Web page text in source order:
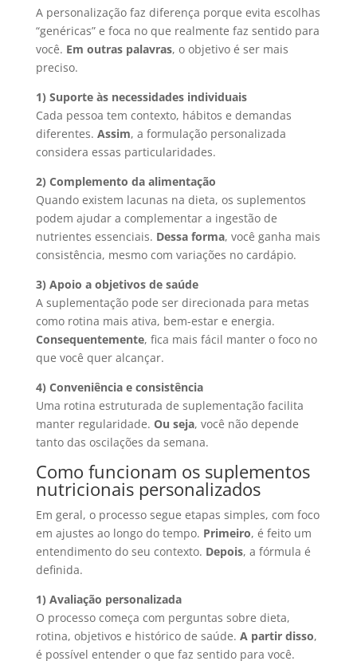
A personalização faz diferença porque evita escolhas
“genéricas” e foca no que realmente faz sentido para
você. Em outras palavras, o objetivo é ser mais
preciso.
1) Suporte às necessidades individuais
Cada pessoa tem contexto, hábitos e demandas
diferentes. Assim, a formulação personalizada
considera essas particularidades.
2) Complemento da alimentação
Quando existem lacunas na dieta, os suplementos
podem ajudar a complementar a ingestão de
nutrientes essenciais. Dessa forma, você ganha mais
consistência, mesmo com variações no cardápio.
3) Apoio a objetivos de saúde
A suplementação pode ser direcionada para metas
como rotina mais ativa, bem-estar e energia.
Consequentemente, fica mais fácil manter o foco no
que você quer alcançar.
4) Conveniência e consistência
Uma rotina estruturada de suplementação facilita
manter regularidade. Ou seja, você não depende
tanto das oscilações da semana.
Como funcionam os suplementos
nutricionais personalizados
Em geral, o processo segue etapas simples, com foco
em ajustes ao longo do tempo. Primeiro, é feito um
entendimento do seu contexto. Depois, a fórmula é
definida.
1) Avaliação personalizada
O processo começa com perguntas sobre dieta,
rotina, objetivos e histórico de saúde. A partir disso,
é possível entender o que faz sentido para você.